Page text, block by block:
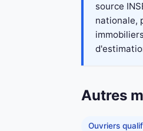
source
nationale,
Autres
Ouvriers